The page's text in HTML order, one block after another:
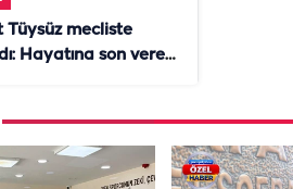
Tüysüz mecliste
Hayatına son veren